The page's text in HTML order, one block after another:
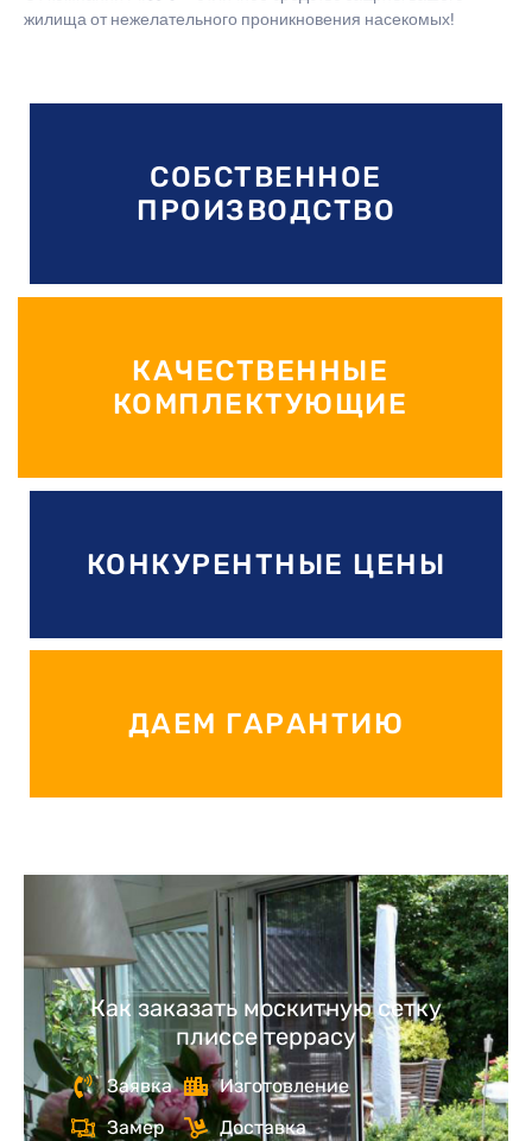
жилища от нежелательного проникновения насекомых!
СОБСТВЕННОЕ
ПРОИЗВОДСТВО
КАЧЕСТВЕННЫЕ
КОМПЛЕКТУЮЩИЕ
ДАЕМ ГАРАНТИЮ
КОНКУРЕНТНЫЕ ЦЕНЫ
Как заказать москитную сетку
плиссе террасу
Заявка
Замер
Изготовление
Доставка